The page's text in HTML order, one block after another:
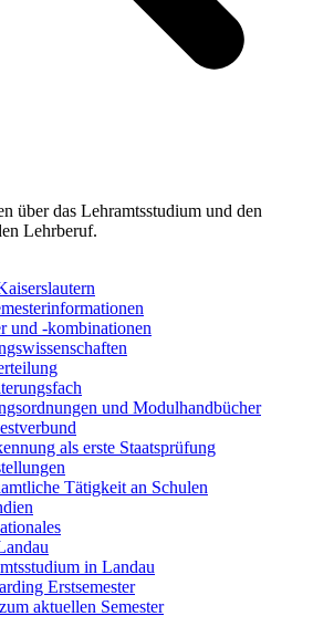
über das Lehramtsstudium und den
Lehrberuf.
und -kombinationen
und Modulhandbücher
als erste Staatsprüfung
Tätigkeit an Schulen
in Landau
Erstsemester
aktuellen Semester